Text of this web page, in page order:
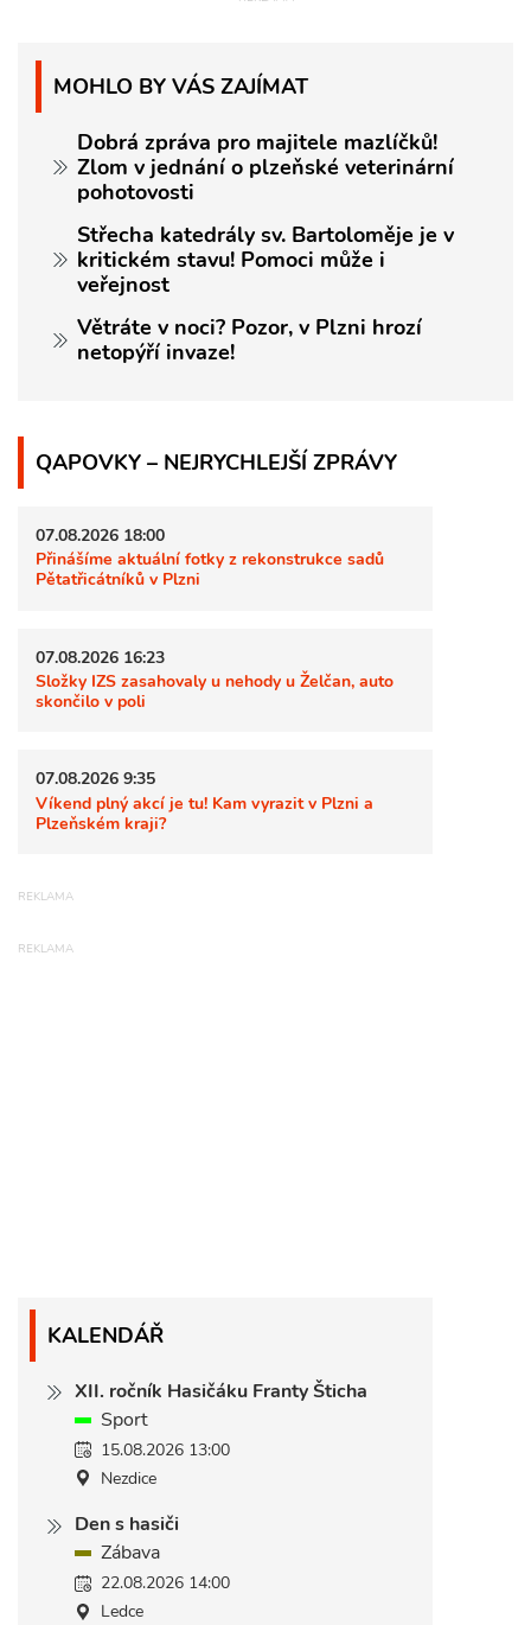
MOHLO BY VÁS ZAJÍMAT
Dobrá zpráva pro majitele mazlíčků!
Zlom v jednání o plzeňské veterinární
pohotovosti
Střecha katedrály sv. Bartoloměje je v
kritickém stavu! Pomoci může i
veřejnost
Větráte v noci? Pozor, v Plzni hrozí
netopýří invaze!
QAPOVKY – NEJRYCHLEJŠÍ ZPRÁVY
07.08.2026 18:00
Přinášíme aktuální fotky z rekonstrukce sadů
Pětatřicátníků v Plzni
07.08.2026 16:23
Složky IZS zasahovaly u nehody u Želčan, auto
skončilo v poli
07.08.2026 9:35
Víkend plný akcí je tu! Kam vyrazit v Plzni a
Plzeňském kraji?
KALENDÁŘ
XII. ročník Hasičáku Franty Šticha
Sport
15.08.2026 13:00
Nezdice
Den s hasiči
Zábava
22.08.2026 14:00
Ledce